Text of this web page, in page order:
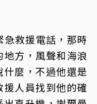
救援電話，那時
方，風聲和海浪
麼，不過他還是
人員找到他的確